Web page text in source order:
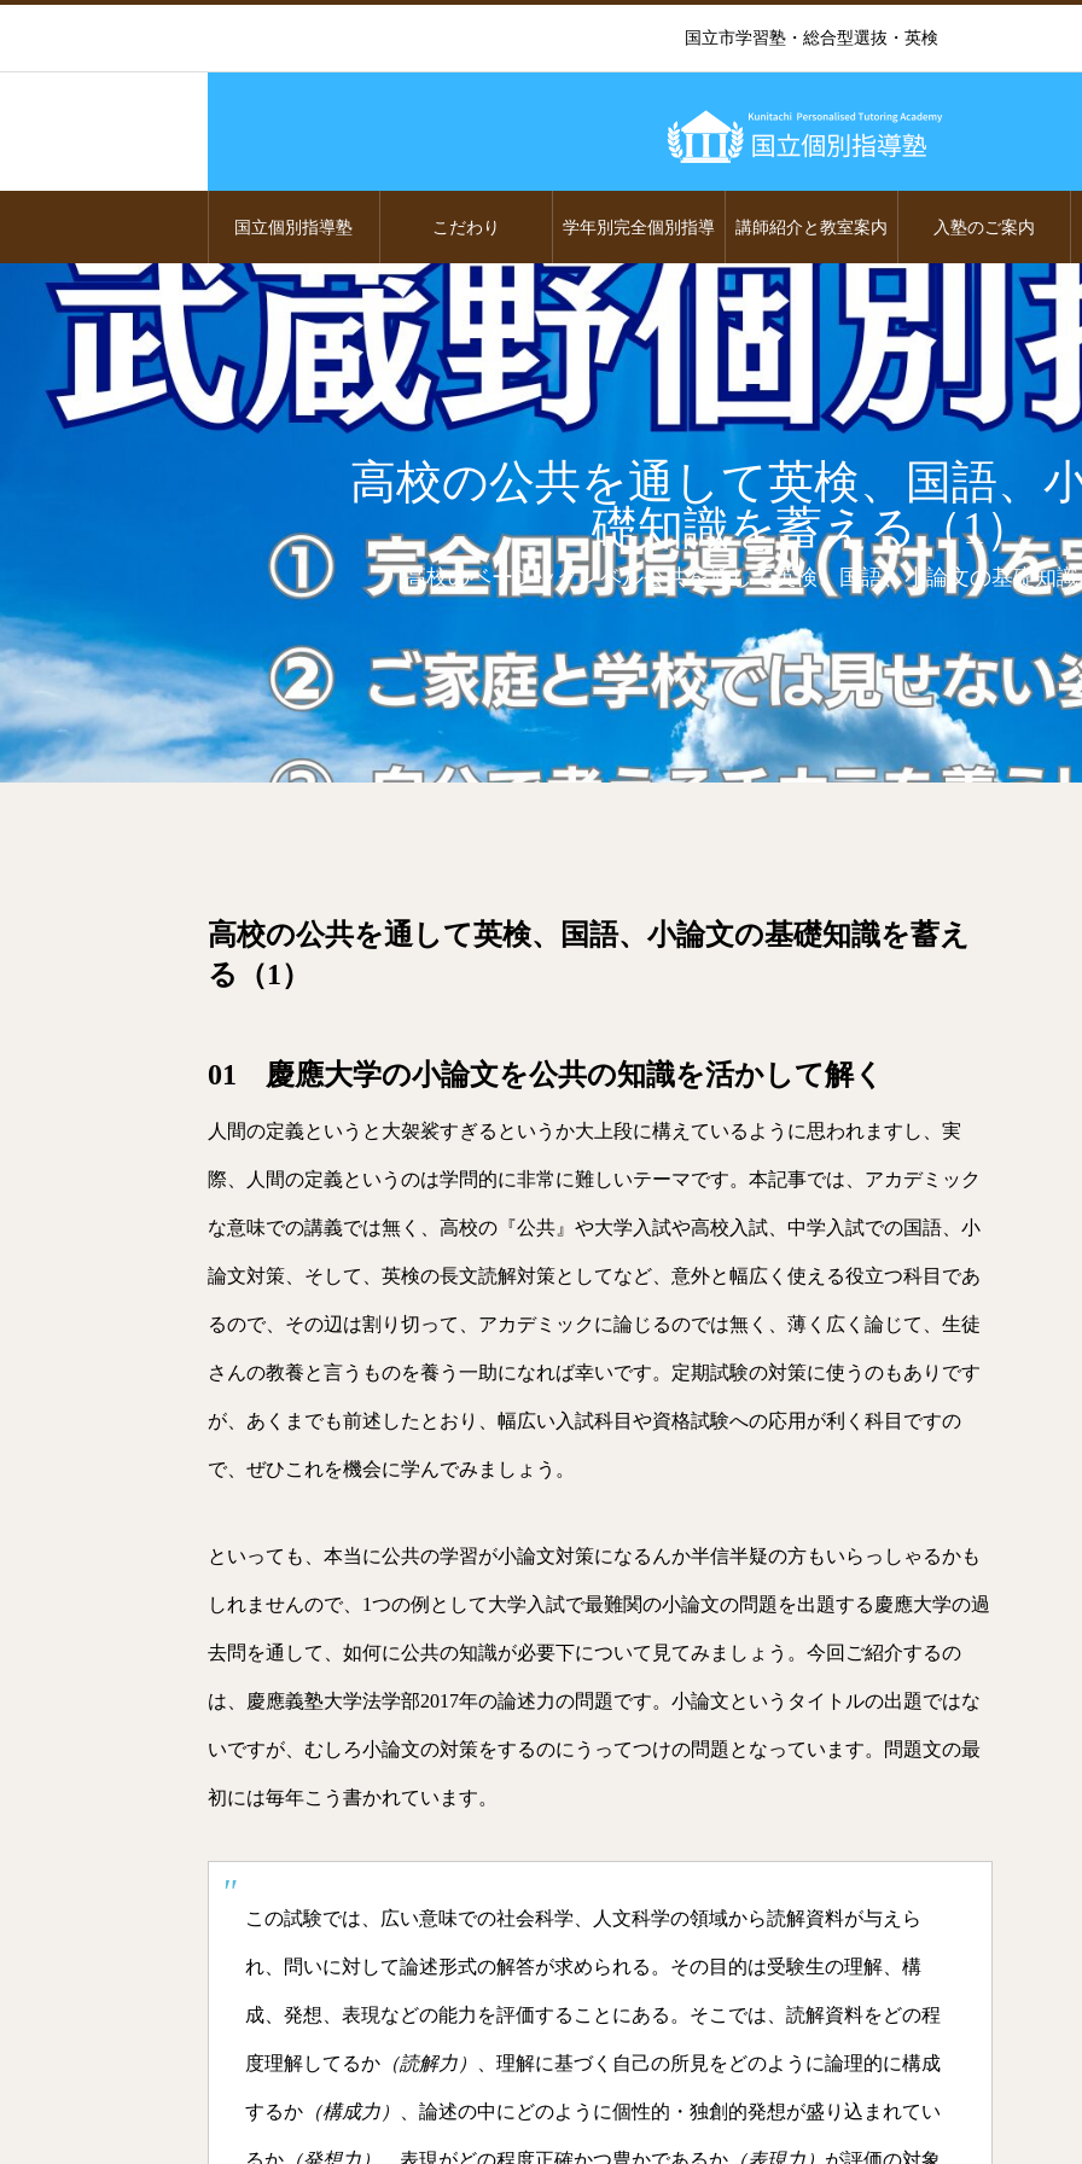
国立市学習塾・総合型選抜・英検
国立個別指導塾 こだわり 学年別完全個別指導 講師紹介と教室案内 入塾のご案内
高校の公共を通して英検、国語、
礎知識を蓄える（1）
高校のベーシックレベル公共を通して英検、国語、小論文の基礎知
高校の公共を通して英検、国語、小論文の基礎知識を蓄え
る（1）
01 慶應大学の小論文を公共の知識を活かして解く
人間の定義というと大袈裟すぎるというか大上段に構えているように思われますし、実
際、人間の定義というのは学問的に非常に難しいテーマです。本記事では、アカデミック
な意味での講義では無く、高校の『公共』や大学入試や高校入試、中学入試での国語、小
論文対策、そして、英検の長文読解対策としてなど、意外と幅広く使える役立つ科目であ
るので、その辺は割り切って、アカデミックに論じるのでは無く、薄く広く論じて、生徒
さんの教養と言うものを養う一助になれば幸いです。定期試験の対策に使うのもありです
が、あくまでも前述したとおり、幅広い入試科目や資格試験への応用が利く科目ですの
で、ぜひこれを機会に学んでみましょう。
といっても、本当に公共の学習が小論文対策になるんか半信半疑の方もいらっしゃるかも
しれませんので、1つの例として大学入試で最難関の小論文の問題を出題する慶應大学の過
去問を通して、如何に公共の知識が必要下について見てみましょう。今回ご紹介するの
は、慶應義塾大学法学部2017年の論述力の問題です。小論文というタイトルの出題ではな
いですが、むしろ小論文の対策をするのにうってつけの問題となっています。問題文の最
初には毎年こう書かれています。
この試験では、広い意味での社会科学、人文科学の領域から読解資料が与えら
れ、問いに対して論述形式の解答が求められる。その目的は受験生の理解、構
成、発想、表現などの能力を評価することにある。そこでは、読解資料をどの程
度理解してるか （読解力） 、理解に基づく自己の所見をどのように論理的に構成
するか （構成力） 、論述の中にどのように個性的・独創的発想が盛り込まれてい
るか （発想力） 、表現がどの程度正確かつ豊かであるか （表現力） が評価の対象